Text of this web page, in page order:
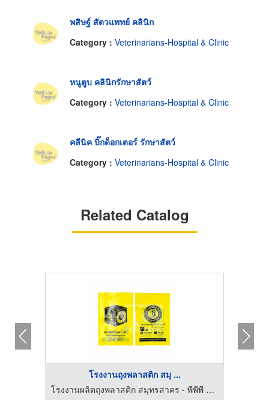
พสิษฐ์ สัตวแพทย์ คลินิก
Category : Veterinarians-Hospital & Clinic
หนูตูบ คลินิกรักษาสัตว์
Category : Veterinarians-Hospital & Clinic
คลีนิค บิ๊กด็อกเตอร์ รักษาสัตว์
Category : Veterinarians-Hospital & Clinic
Related Catalog
โรงงานถุงพลาสติก สมุ ...
โรงงานผลิตถุงพลาสติก สมุทรสาคร - พีพีพี ออล โพลีเทค